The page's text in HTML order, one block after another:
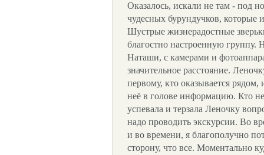
Оказалось, искали не там - под
чудесных бурундучков, которые
Шустрые жизнерадостные
благостно настроенную группу.
Наташи, с камерами и
значительное расстояние.
первому, кто оказывается
неё в голове информацию. Кто
успевала и терзала Леночку
надо проводить экскурсии. Во
и во времени, я благополучно
сторону, что все. Моментально